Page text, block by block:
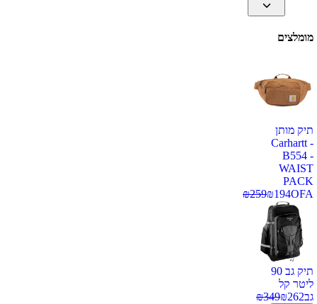
מומלצים
תיק מותן
Carhartt -
B554 -
WAIST
PACK
OFA
₪194
₪259
תיק גב 90
ליטר קל
גב
₪262
₪349